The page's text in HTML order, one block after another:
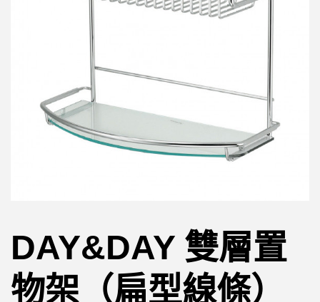
DAY&DAY 雙層置
物架（扁型線條）